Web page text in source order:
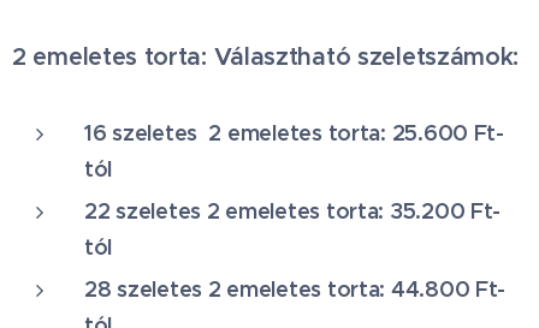
2 emeletes torta: Választható szeletszámok:
16 szeletes 2 emeletes torta: 25.600 Ft-
tól
22 szeletes 2 emeletes torta: 35.200 Ft-
tól
28 szeletes 2 emeletes torta: 44.800 Ft-